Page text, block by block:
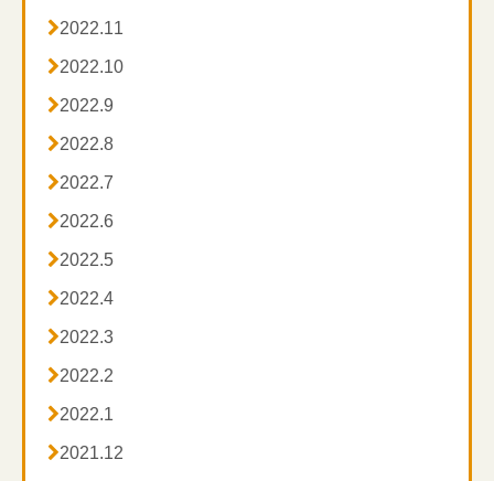
2022.11
2022.10
2022.9
2022.8
2022.7
2022.6
2022.5
2022.4
2022.3
2022.2
2022.1
2021.12